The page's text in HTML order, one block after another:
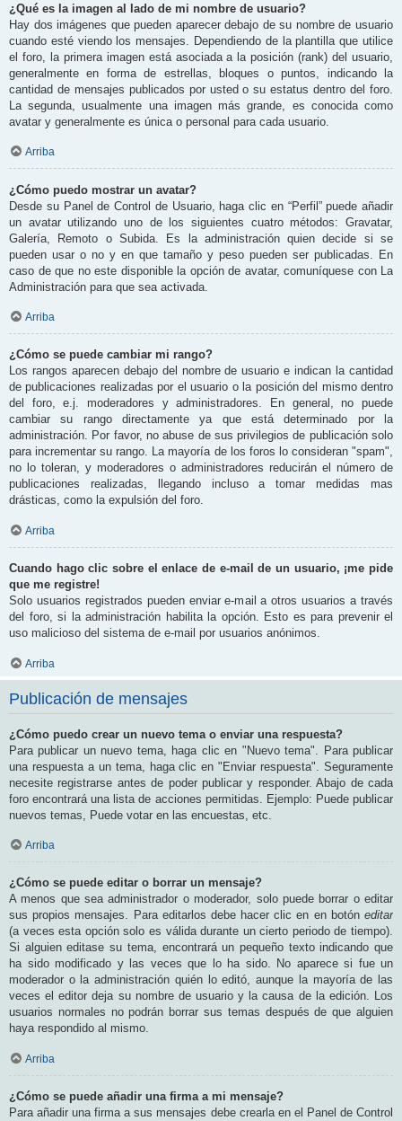
¿Qué es la imagen al lado de mi nombre de usuario?
Hay dos imágenes que pueden aparecer debajo de su nombre de usuario
cuando esté viendo los mensajes. Dependiendo de la plantilla que utilice
el foro, la primera imagen está asociada a la posición (rank) del usuario,
generalmente en forma de estrellas, bloques o puntos, indicando la
cantidad de mensajes publicados por usted o su estatus dentro del foro.
La segunda, usualmente una imagen más grande, es conocida como
avatar y generalmente es única o personal para cada usuario.
Arriba
¿Cómo puedo mostrar un avatar?
Desde su Panel de Control de Usuario, haga clic en “Perfil” puede añadir
un avatar utilizando uno de los siguientes cuatro métodos: Gravatar,
Galería, Remoto o Subida. Es la administración quien decide si se
pueden usar o no y en que tamaño y peso pueden ser publicadas. En
caso de que no este disponible la opción de avatar, comuníquese con La
Administración para que sea activada.
Arriba
¿Cómo se puede cambiar mi rango?
Los rangos aparecen debajo del nombre de usuario e indican la cantidad
de publicaciones realizadas por el usuario o la posición del mismo dentro
del foro, e.j. moderadores y administradores. En general, no puede
cambiar su rango directamente ya que está determinado por la
administración. Por favor, no abuse de sus privilegios de publicación solo
para incrementar su rango. La mayoría de los foros lo consideran "spam",
no lo toleran, y moderadores o administradores reducirán el número de
publicaciones realizadas, llegando incluso a tomar medidas mas
drásticas, como la expulsión del foro.
Arriba
Cuando hago clic sobre el enlace de e-mail de un usuario, ¡me pide
que me registre!
Solo usuarios registrados pueden enviar e-mail a otros usuarios a través
del foro, si la administración habilita la opción. Esto es para prevenir el
uso malicioso del sistema de e-mail por usuarios anónimos.
Arriba
Publicación de mensajes
¿Cómo puedo crear un nuevo tema o enviar una respuesta?
Para publicar un nuevo tema, haga clic en "Nuevo tema". Para publicar
una respuesta a un tema, haga clic en "Enviar respuesta". Seguramente
necesite registrarse antes de poder publicar y responder. Abajo de cada
foro encontrará una lista de acciones permitidas. Ejemplo: Puede publicar
nuevos temas, Puede votar en las encuestas, etc.
Arriba
¿Cómo se puede editar o borrar un mensaje?
A menos que sea administrador o moderador, solo puede borrar o editar
sus propios mensajes. Para editarlos debe hacer clic en en botón editar
(a veces esta opción solo es válida durante un cierto periodo de tiempo).
Si alguien editase su tema, encontrará un pequeño texto indicando que
ha sido modificado y las veces que lo ha sido. No aparece si fue un
moderador o la administración quién lo editó, aunque la mayoría de las
veces el editor deja su nombre de usuario y la causa de la edición. Los
usuarios normales no podrán borrar sus temas después de que alguien
haya respondido al mismo.
Arriba
¿Cómo se puede añadir una firma a mi mensaje?
Para añadir una firma a sus mensajes debe crearla en el Panel de Control